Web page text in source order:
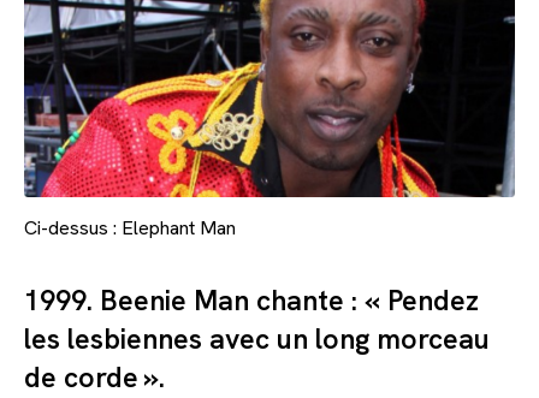
Ci-dessus : Elephant Man
1999. Beenie Man chante : « Pendez
les lesbiennes avec un long morceau
de corde ».